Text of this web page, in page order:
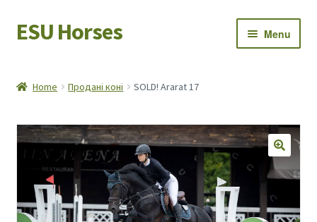
Skip
to
Skip
to
ESU Horses Menu
Save Horses
My account
Home Продані коні SOLD! Ararat 17